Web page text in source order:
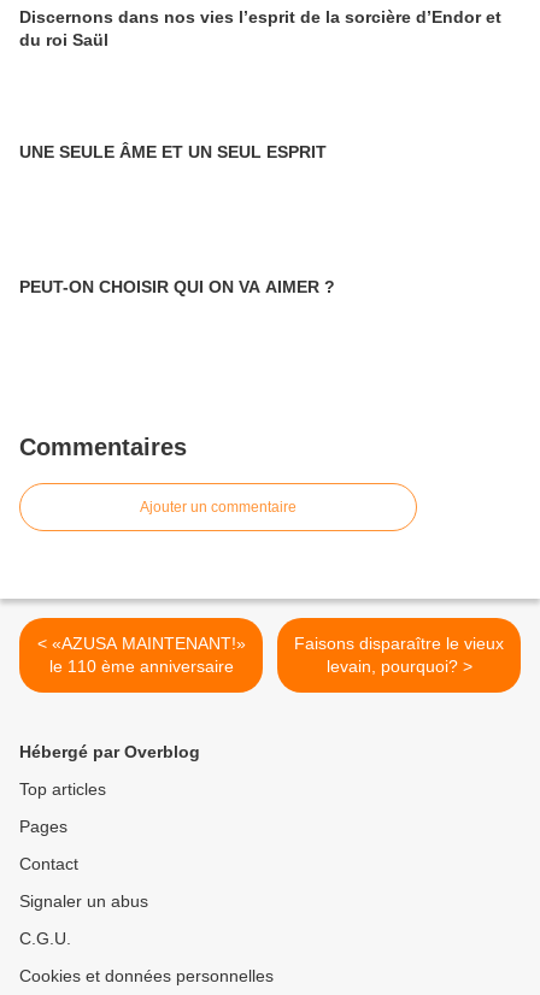
Discernons dans nos vies l’esprit de la sorcière d’Endor et
du roi Saül
UNE SEULE ÂME ET UN SEUL ESPRIT
PEUT-ON CHOISIR QUI ON VA AIMER ?
Commentaires
Ajouter un commentaire
< «AZUSA MAINTENANT!»
le 110 ème anniversaire
Faisons disparaître le vieux
levain, pourquoi? >
Hébergé par Overblog
Top articles
Pages
Contact
Signaler un abus
C.G.U.
Cookies et données personnelles